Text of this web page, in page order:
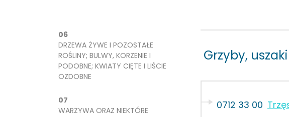
06
DRZEWA ŻYWE I POZOSTAŁE
ROŚLINY; BULWY, KORZENIE I
PODOBNE; KWIATY CIĘTE I LIŚCIE
OZDOBNE
07
WARZYWA ORAZ NIEKTÓRE
Grzyby,
0712 33 00